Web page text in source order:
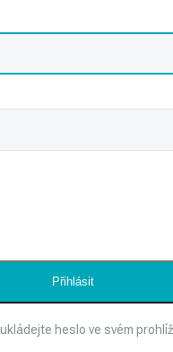
heslo ve svém